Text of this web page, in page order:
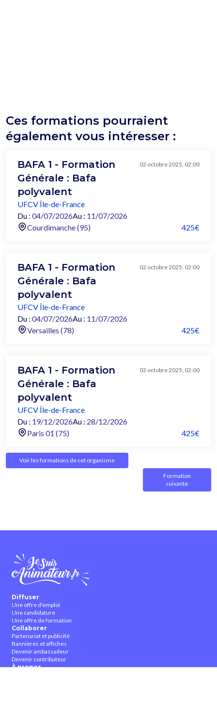
Ces formations pourraient
également vous intéresser :
BAFA 1 - Formation
Générale : Bafa
polyvalent
02 octobre 2025, 02:00
UFCV Île-de-France
Du : 04/07/2026Au : 11/07/2026
Courdimanche (95)
425€
BAFA 1 - Formation
Générale : Bafa
polyvalent
02 octobre 2025, 02:00
UFCV Île-de-France
Du : 04/07/2026Au : 11/07/2026
Versailles (78)
425€
BAFA 1 - Formation
Générale : Bafa
polyvalent
02 octobre 2025, 02:00
UFCV Île-de-France
Du : 19/12/2026Au : 28/12/2026
Paris 01 (75)
425€
Voir les formations de cet organisme
Formation
suivante
Diffuser
Une offre d'emploi
Une candidature
Une offre de formation
Collaborer
Partenariat et publicité
Bannières et affiches
Devenir ambassadeur
Devenir contributeur
À propos